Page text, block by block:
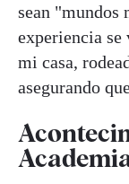
sean "mundos
experiencia se
mi casa,
asegurando